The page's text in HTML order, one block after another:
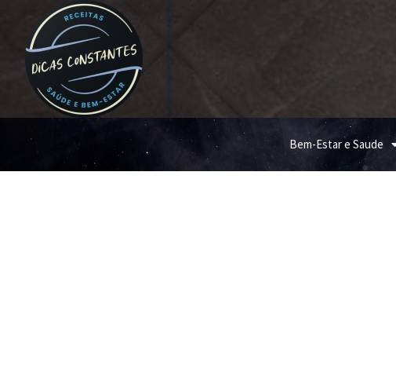
Bem-Estar e Saude